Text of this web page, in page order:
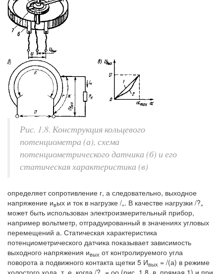
Рис. 1.8. Конструкция кольцевого
потенциометра (а), схема
потенциометрического датчика (б) и его
статическая характеристика (в)
определяет сопротивление г, а следовательно, выходное
напряжение ивых и ток в нагрузке /„. В качестве нагрузки /?„
может быть использован электроизмерительный прибор,
например вольтметр, отградуированный в значениях угловых
перемещений а. Статическая характеристика
потенциометрического датчика показывает зависимость
выходного напряжения ивых от контролируемого угла
поворота а подвижного контакта щетки 5 Ивых = /(а) в режиме